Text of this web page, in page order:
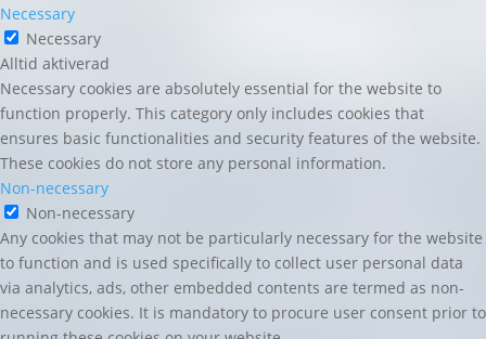
Necessary
Necessary
Alltid aktiverad
Necessary cookies are absolutely essential for the website to
function properly. This category only includes cookies that
ensures basic functionalities and security features of the website.
These cookies do not store any personal information.
Non-necessary
Non-necessary
Any cookies that may not be particularly necessary for the website
to function and is used specifically to collect user personal data
via analytics, ads, other embedded contents are termed as non-
necessary cookies. It is mandatory to procure user consent prior to